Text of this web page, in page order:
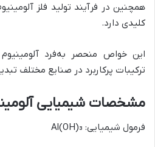
همچنین در فرآیند تولید فلز
کلیدی دارد.
این خواص منحصر به‌فرد
ترکیبات پرکاربرد در صنایع مختلف
مشخصات شیمیایی
فرمول شیمیایی: Al(OH)₃